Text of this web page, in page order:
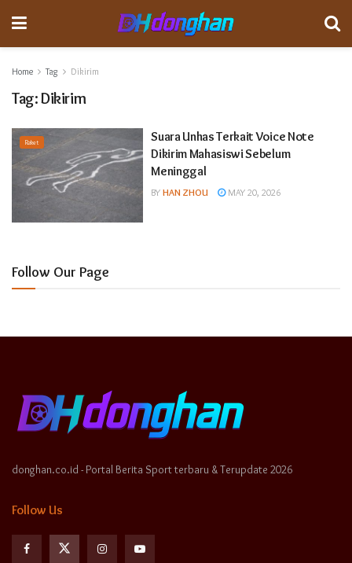
Home Tag Dikirim
Tag:Dikirim
Raket
Suara Unhas Terkait Voice Note
Dikirim Mahasiswi Sebelum
Meninggal
BY HAN ZHOU MAY 20, 2026
Follow Our Page
donghan.co.id - Portal Berita Sport terbaru & Terupdate 2026
Follow Us